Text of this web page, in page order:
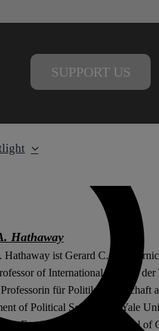
SUPPORT US
Hathaway
Hathaway ist Gerard C. and
of International Law an der
für Politikwissenschaft
of Political Science der Yale
der Faculty der Jackson School of